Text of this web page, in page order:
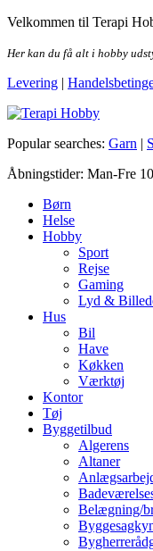
Skip
the
Velkommen til Terapi
Her kan du få alt i hobby
Levering |
Terapi Hobby
Popular searches: Garn |
Åbningstider: Man-Fre
Børn
Helse
Hobby
Sport
Rejse
Gaming
Lyd &
Hus
Bil
Have
Køkken
Værktøj
Kontor
Tøj
Byggetilbud
Algerens
Altaner
Belægning/